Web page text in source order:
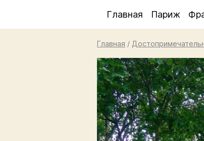
Главная Париж
Главная /